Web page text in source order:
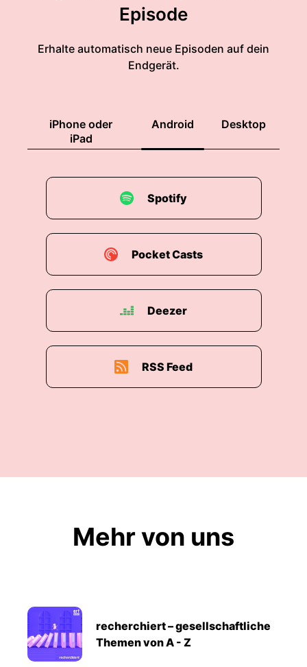
Episode
Erhalte automatisch neue Episoden auf dein
Endgerät.
iPhone oder
iPad
Android Desktop
Spotify
Pocket Casts
Deezer
RSS Feed
Mehr von uns
recherchiert – gesellschaftliche
Themen von A - Z